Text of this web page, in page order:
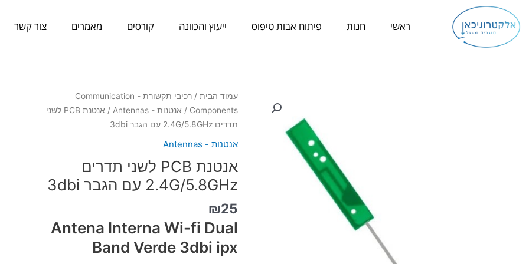
לתוכן
ראשי חנות פיתוח אבות טיפוס ייעוץ והכוונה קורסים מאמרים צור קשר
עמוד הבית/
רכיבי תקשורת - Communication
Components
/ אנטנות - Antennas
/ אנטנת PCB לשני
תדרים 2.4G/5.8GHz עם הגבר 3dbi
אנטנות - Antennas
אנטנת PCB לשני תדרים
2.4G/5.8GHz עם הגבר 3dbi
₪25
Antena Interna Wi-fi Dual
Band Verde 3dbi ipx
כמות
של
אנטנת
תדרים
2.4G/5.8GHz
עם
הגבר
3dbi